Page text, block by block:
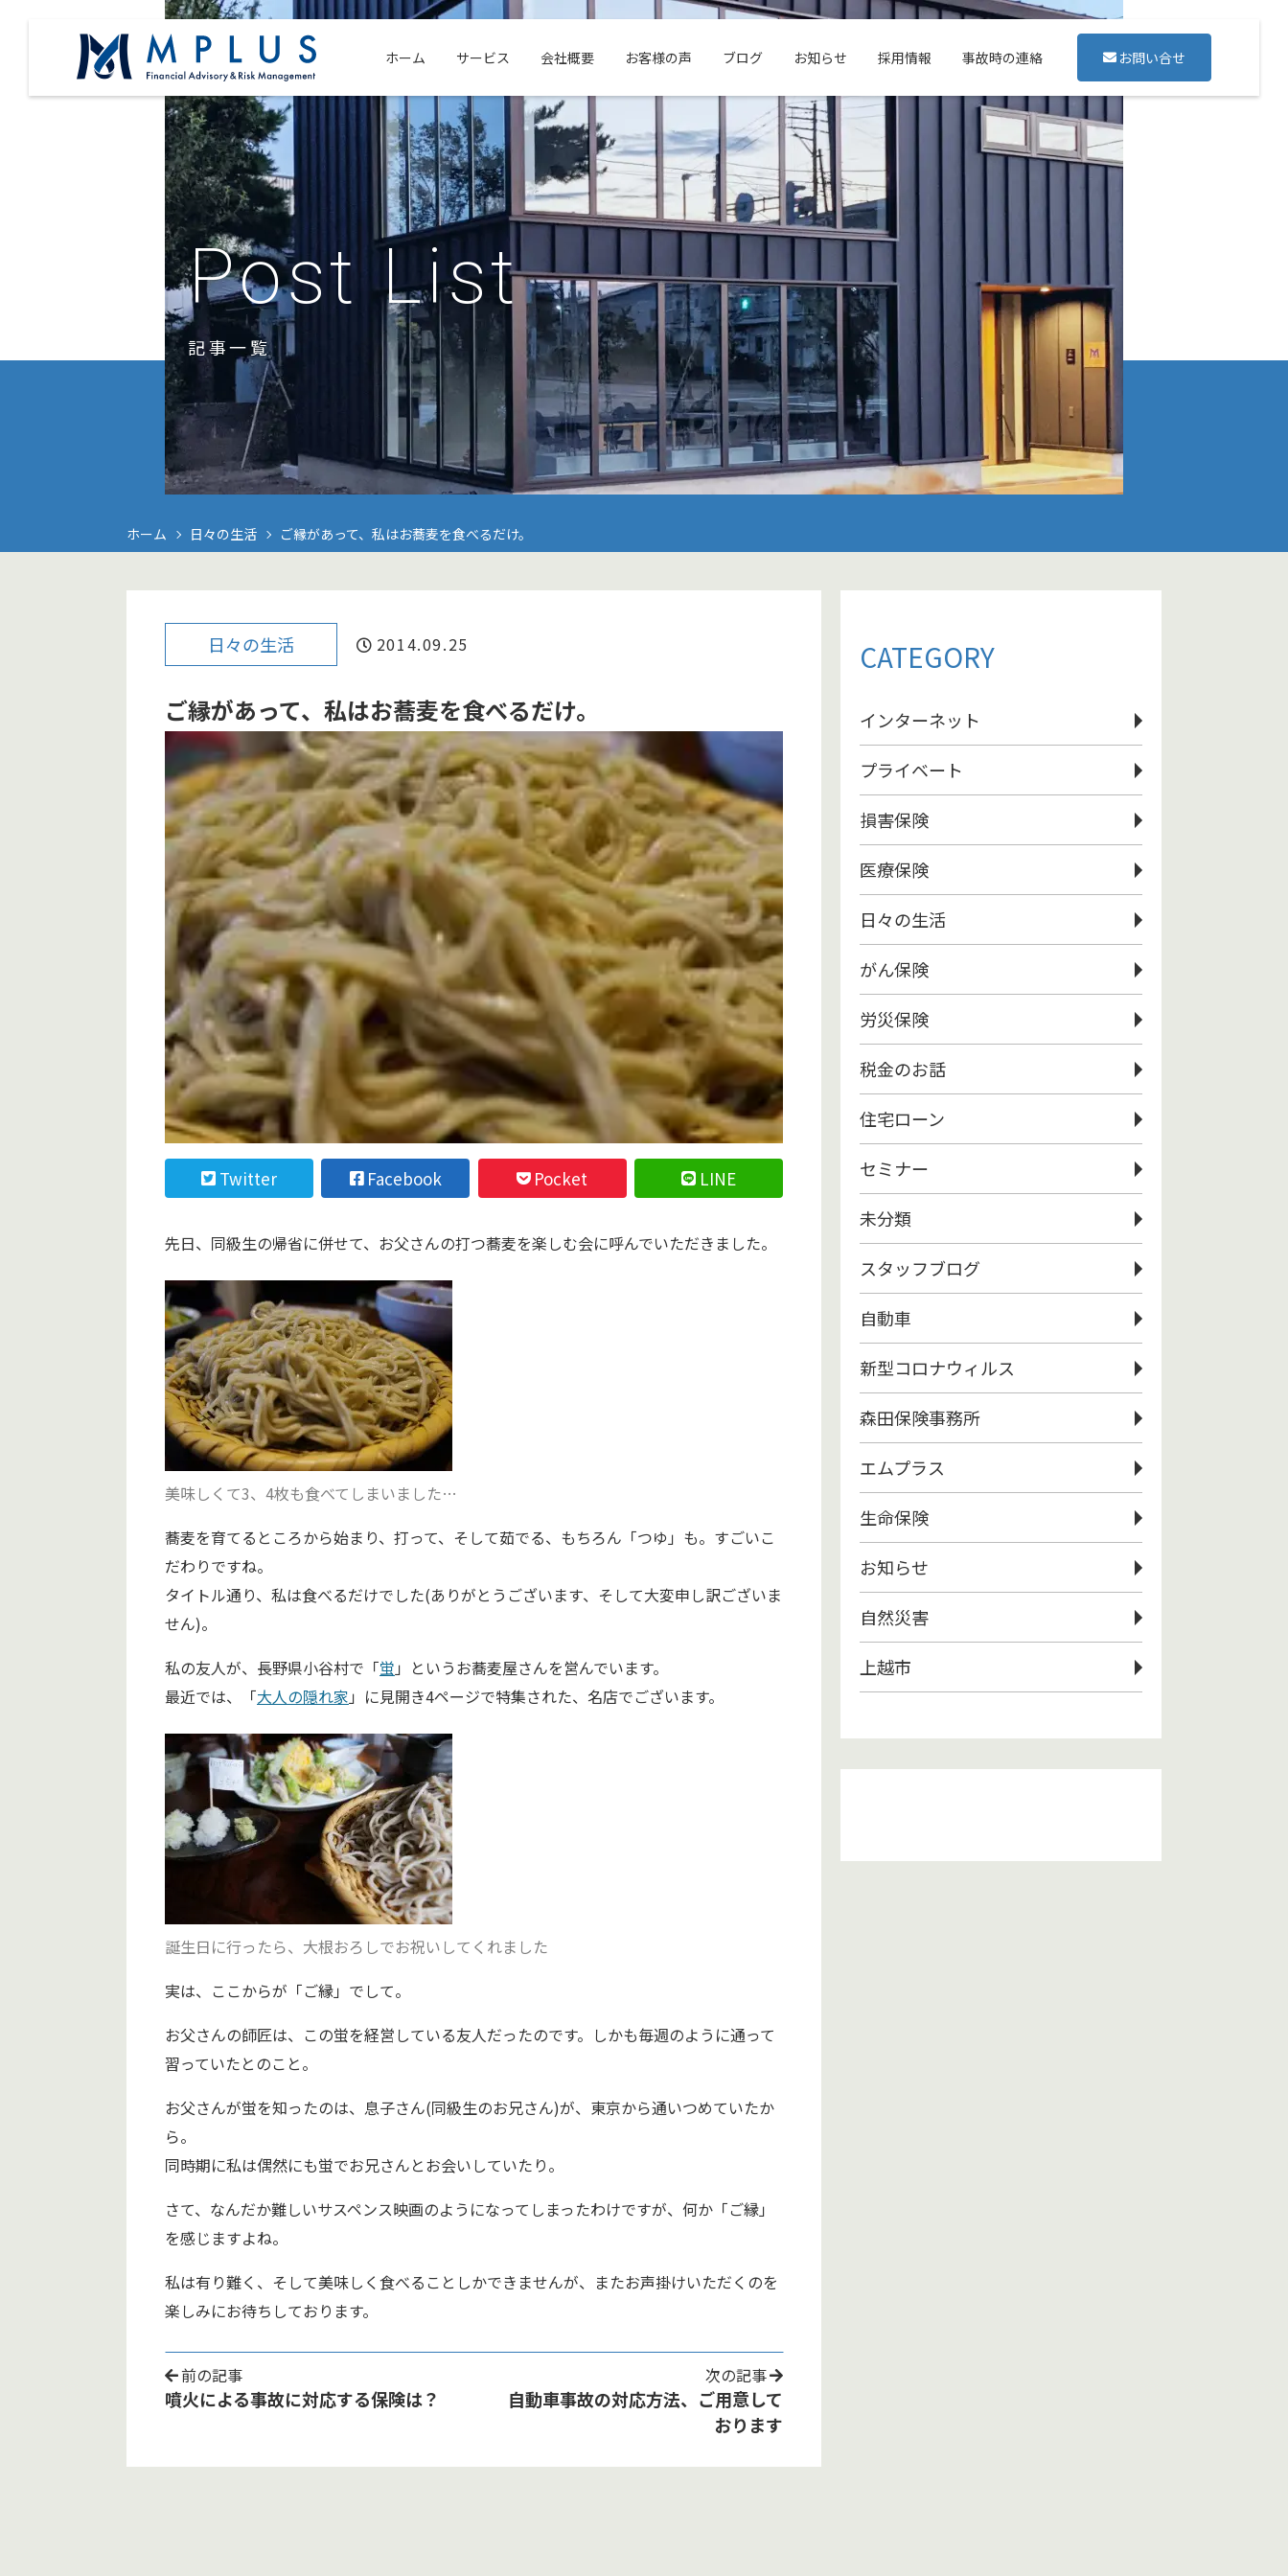
ホーム サービス 会社概要 お客様の声 ブログ お知らせ 採用情報 事故時の連絡 お問い合せ
Post List
記事一覧
ホーム 日々の生活 ご縁があって、私はお蕎麦を食べるだけ。
日々の生活 2014.09.25
ご縁があって、私はお蕎麦を食べるだけ。
Twitter Facebook Pocket LINE
先日、同級生の帰省に併せて、お父さんの打つ蕎麦を楽しむ会に呼んでいただきました。
美味しくて3、4枚も食べてしまいました…
蕎麦を育てるところから始まり、打って、そして茹でる、もちろん「つゆ」も。すごいこ
だわりですね。
タイトル通り、私は食べるだけでした(ありがとうございます、そして大変申し訳ございま
せん)。
私の友人が、長野県小谷村で「蛍 」というお蕎麦屋さんを営んでいます。
最近では、「大人の隠れ家 」に見開き4ページで特集された、名店でございます。
誕生日に行ったら、大根おろしでお祝いしてくれました
実は、ここからが「ご縁」でして。
お父さんの師匠は、この蛍を経営している友人だったのです。しかも毎週のように通って
習っていたとのこと。
お父さんが蛍を知ったのは、息子さん(同級生のお兄さん)が、東京から通いつめていたか
ら。
同時期に私は偶然にも蛍でお兄さんとお会いしていたり。
さて、なんだか難しいサスペンス映画のようになってしまったわけですが、何か「ご縁」
を感じますよね。
私は有り難く、そして美味しく食べることしかできませんが、またお声掛けいただくのを
楽しみにお待ちしております。
前の記事
噴火による事故に対応する保険は？
次の記事
自動車事故の対応方法、ご用意して
おります
CATEGORY
インターネット
プライベート
損害保険
医療保険
日々の生活
がん保険
労災保険
税金のお話
住宅ローン
セミナー
未分類
スタッフブログ
自動車
新型コロナウィルス
森田保険事務所
エムプラス
生命保険
お知らせ
自然災害
上越市